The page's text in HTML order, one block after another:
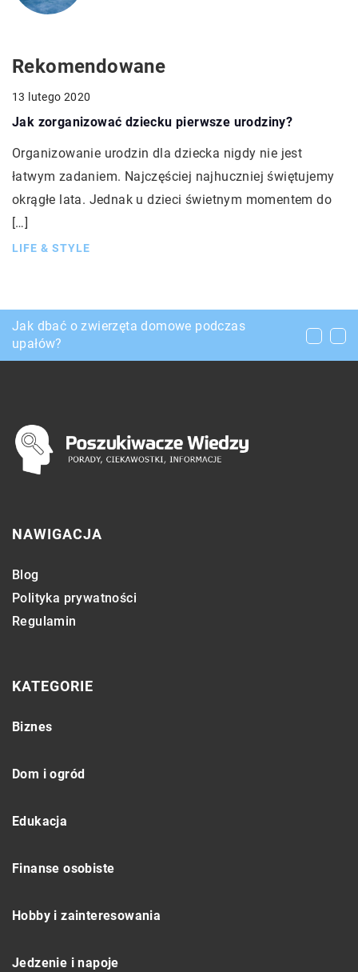
Rekomendowane
13 lutego 2020
Jak zorganizować dziecku pierwsze urodziny?
Organizowanie urodzin dla dziecka nigdy nie jest
łatwym zadaniem. Najczęściej najhuczniej świętujemy
okrągłe lata. Jednak u dzieci świetnym momentem do
[…]
LIFE & STYLE
Jakie cechy powinna spełniać bielizna
przeznaczona dla kobiet?
Jak dbać o zwierzęta domowe podczas
upałów?
Na czym polega due diligence?
NAWIGACJA
Blog
Polityka prywatności
Regulamin
KATEGORIE
Biznes
Dom i ogród
Edukacja
Finanse osobiste
Hobby i zainteresowania
Jedzenie i napoje